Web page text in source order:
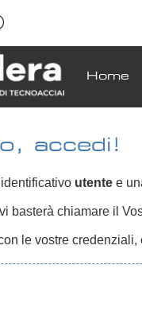
Home
accedi!
utente e
basterà chiamare il
le vostre